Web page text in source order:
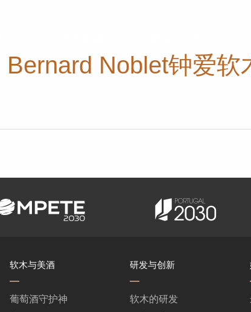
Bernard Noblet钟爱软
软木与美酒
葡萄酒守护神
研发与创新
软木的研发